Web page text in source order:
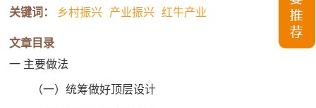
关键词： 乡村振兴 产业振兴 红牛产业
文章目录
一 主要做法
（一）统筹做好顶层设计